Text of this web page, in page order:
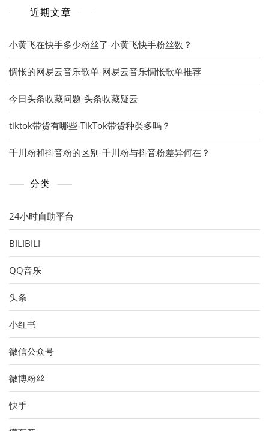
近期文章
小黄飞在快手多少粉丝了-小黄飞快手粉丝数？
惆怅的网易云音乐歌单-网易云音乐惆怅歌单推荐
今日头条收藏问题-头条收藏疑云
tiktok带货有哪些-TikTok带货种类多吗？
千川粉和抖音粉的区别-千川粉与抖音粉差异何在？
分类
24小时自助平台
BILIBILI
QQ音乐
头条
小红书
微信公众号
微博粉丝
快手